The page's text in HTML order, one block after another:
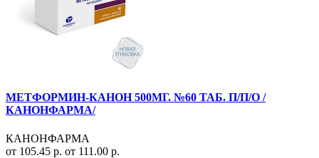
МЕТФОРМИН-КАНОН 500МГ. №60 ТАБ. П/П/О /
КАНОНФАРМА/
КАНОНФАРМА
от 105.45 р. от 111.00 р.